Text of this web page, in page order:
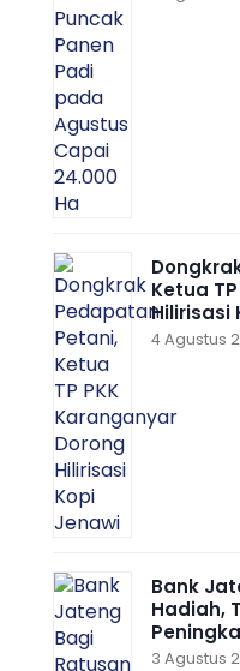
Ketua
Hilirisasi
4 Agustus
Bank
Hadiah,
3 Agustus